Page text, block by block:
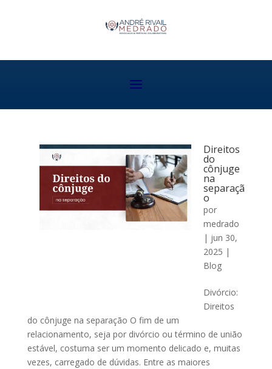
Direitos
do
cônjuge
na
separaçã
o
por
medrado
| jun 30,
2025 |
Blog
Divórcio:
Direitos
do cônjuge na separação O fim de um
relacionamento, seja por divórcio ou término de união
estável, costuma ser um momento delicado e, muitas
vezes, carregado de dúvidas. Entre as maiores